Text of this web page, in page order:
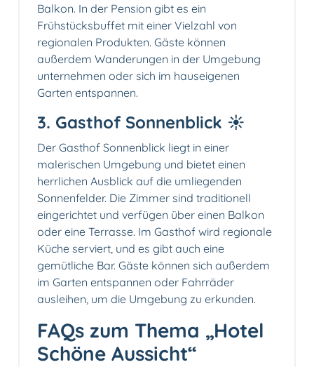
Balkon. In der Pension gibt es ein
Frühstücksbuffet mit einer Vielzahl von
regionalen Produkten. Gäste können
außerdem Wanderungen in der Umgebung
unternehmen oder sich im hauseigenen
Garten entspannen.
3. Gasthof Sonnenblick ☀️
Der Gasthof Sonnenblick liegt in einer
malerischen Umgebung und bietet einen
herrlichen Ausblick auf die umliegenden
Sonnenfelder. Die Zimmer sind traditionell
eingerichtet und verfügen über einen Balkon
oder eine Terrasse. Im Gasthof wird regionale
Küche serviert, und es gibt auch eine
gemütliche Bar. Gäste können sich außerdem
im Garten entspannen oder Fahrräder
ausleihen, um die Umgebung zu erkunden.
FAQs zum Thema „Hotel
Schöne Aussicht“